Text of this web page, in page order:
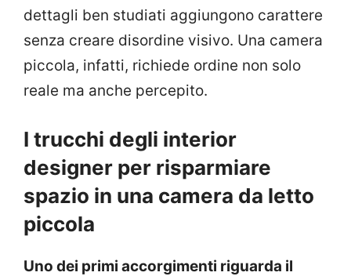
dettagli ben studiati aggiungono carattere
senza creare disordine visivo. Una camera
piccola, infatti, richiede ordine non solo
reale ma anche percepito.
I trucchi degli interior
designer per risparmiare
spazio in una camera da letto
piccola
Uno dei primi accorgimenti riguarda il